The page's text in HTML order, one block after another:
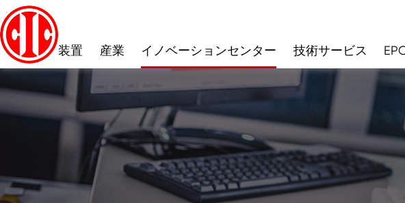
装置 産業 イノベーションセンター 技術サービス